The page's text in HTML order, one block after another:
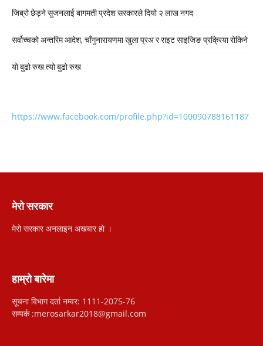
जिब्रो छेड्ने सुजनलाई बागमती प्रदेश सरकारले दियो २ लाख नगद
सर्वोच्चको अन्तरिम आदेश, चाँगुनारायणमा खुला प्रअ र राइट साइजिङ प्रक्रिया रोकिने
यो बुढो रुख त्यो बुढो रुख
https://www.facebook.com/profile.php?id=100090788161187
मेरो सरकार
मेरो सरकार अनलाइन अखबार हो ।
हाम्रो बारेमा
सूचना विभाग दर्ता नम्वर: 1111-2075-76
सम्पर्क :merosarkar2018@gmail.com